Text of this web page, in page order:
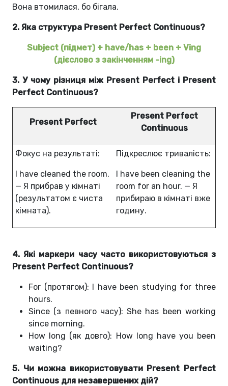
Вона втомилася, бо бігала.
2. Яка структура Present Perfect Continuous?
Subject (підмет) + have/has + been + Ving
(дієслово з закінченням -ing)
3. У чому різниця між Present Perfect і Present
Perfect Continuous?
Present Perfect
Present Perfect
Continuous
Фокус на результаті:
I have cleaned the room.
— Я прибрав у кімнаті
(результатом є чиста
кімната).
Підкреслює тривалість:
I have been cleaning the
room for an hour. — Я
прибираю в кімнаті вже
годину.
4. Які маркери часу часто використовуються з
Present Perfect Continuous?
For (протягом): I have been studying for three
hours.
Since (з певного часу): She has been working
since morning.
How long (як довго): How long have you been
waiting?
5. Чи можна використовувати Present Perfect
Continuous для незавершених дій?